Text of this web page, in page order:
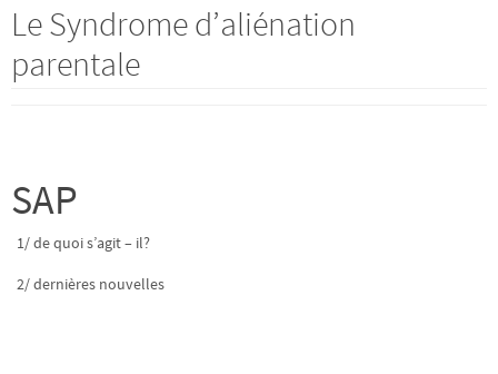
Le Syndrome d’aliénation
parentale
SAP
1/ de quoi s’agit – il?
2/ dernières nouvelles